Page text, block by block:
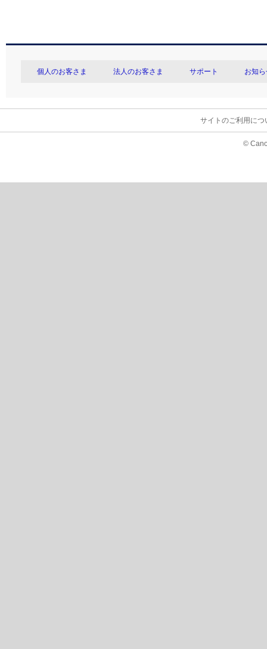
個人のお客さま 法人のお客さま サポート お知
サイトのご利用につ
©